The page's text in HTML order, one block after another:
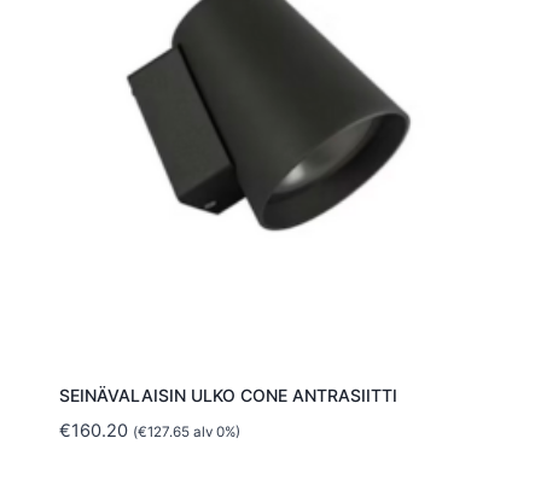
SEINÄVALAISIN ULKO CONE ANTRASIITTI
€160.20 (€127.65alv 0%)